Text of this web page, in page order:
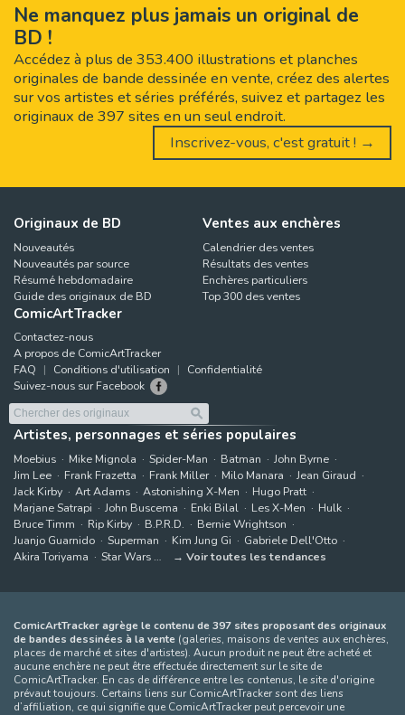
Ne manquez plus jamais un original de
BD !
Accédez à plus de 353.400 illustrations et planches
originales de bande dessinée en vente, créez des alertes
sur vos artistes et séries préférés, suivez et partagez les
originaux de 397 sites en un seul endroit.
Inscrivez-vous, c'est gratuit ! →
Originaux de BD
Nouveautés
Nouveautés par source
Résumé hebdomadaire
Guide des originaux de BD
Ventes aux enchères
Calendrier des ventes
Résultats des ventes
Enchères particuliers
Top 300 des ventes
ComicArtTracker
Contactez-nous
A propos de ComicArtTracker
FAQ
Conditions d'utilisation
Confidentialité
Suivez-nous sur Facebook
Artistes, personnages et séries populaires
Moebius Mike Mignola Spider-Man Batman
John Byrne
Jim Lee
Frank Frazetta Frank Miller Milo Manara
Jean Giraud
Jack Kirby
Art Adams Astonishing X-Men
Hugo Pratt
Marjane Satrapi
John Buscema Enki Bilal Les X-Men
Hulk
Bruce Timm
Rip Kirby B.P.R.D.
Bernie Wrightson
Juanjo Guarnido
Superman Kim Jung Gi
Gabriele Dell'Otto
Akira Toriyama
Star Wars Voir toutes les tendances
ComicArtTracker agrège le contenu de 397 sites proposant des originaux
de bandes dessinées à la vente (galeries, maisons de ventes aux enchères,
places de marché et sites d'artistes). Aucun produit ne peut être acheté et
aucune enchère ne peut être effectuée directement sur le site de
ComicArtTracker. En cas de différence entre les contenus, le site d'origine
prévaut toujours. Certains liens sur ComicArtTracker sont des liens
d’affiliation, ce qui signifie que ComicArtTracker peut percevoir une